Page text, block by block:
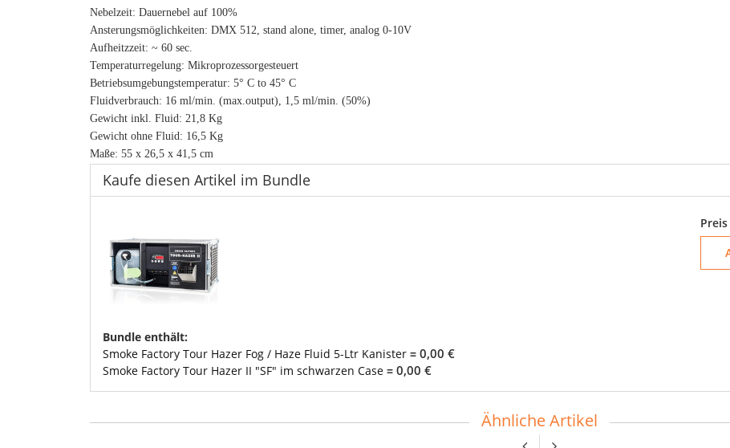
Nebelzeit: Dauernebel auf 100%
Ansterungsmöglichkeiten: DMX 512, stand alone, timer, analog 0-10V
Aufheitzzeit: ~ 60 sec.
Temperaturregelung: Mikroprozessorgesteuert
Betriebsumgebungstemperatur: 5° C to 45° C
Fluidverbrauch: 16 ml/min. (max.output), 1,5 ml/min. (50%)
Gewicht inkl. Fluid: 21,8 Kg
Gewicht ohne Fluid: 16,5 Kg
Maße: 55 x 26,5 x 41,5 cm
Kaufe diesen Artikel im Bundle
Bundle enthält:
Smoke Factory Tour Hazer Fog / Haze Fluid 5-Ltr Kanister = 0,00 €
Smoke Factory Tour Hazer II "SF" im schwarzen Case = 0,00 €
Ähnliche Artikel